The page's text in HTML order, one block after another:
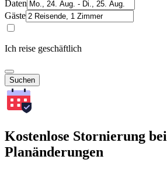
Daten
Gäste
Ich reise geschäftlich
Suchen
Kostenlose Stornierung bei
Planänderungen